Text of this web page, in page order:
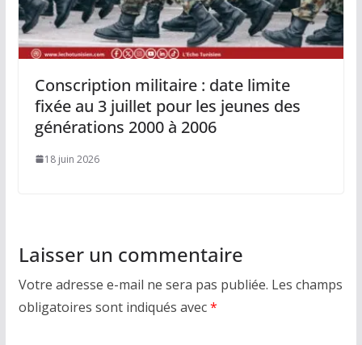
Conscription militaire : date limite
fixée au 3 juillet pour les jeunes des
générations 2000 à 2006
18 juin 2026
Laisser un commentaire
Votre adresse e-mail ne sera pas publiée. Les champs
obligatoires sont indiqués avec*